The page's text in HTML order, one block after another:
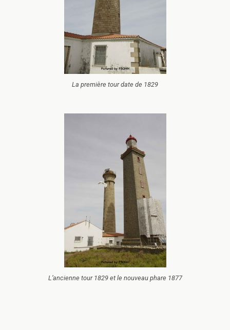
La première tour date de 1829
L’ancienne tour 1829 et le nouveau phare 1877